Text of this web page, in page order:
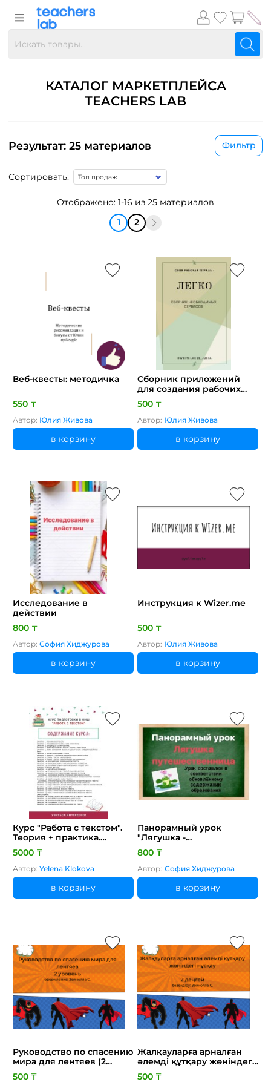
КАТАЛОГ МАРКЕТПЛЕЙСА
TEACHERS LAB
Результат: 25 материалов Фильтр
Сортировать:
Отображено: 1-16 из 25 материалов
1
2
Веб-квесты: методичка
550 ₸
Автор: Юлия Живова
в корзину
Сборник приложений
для создания рабочих
листов и тетрадей
[CLONE]
500 ₸
Автор: Юлия Живова
в корзину
Исследование в
действии
800 ₸
Автор: София Хиджурова
в корзину
Инструкция к Wizer.me
500 ₸
Автор: Юлия Живова
в корзину
Курс "Работа с текстом".
Теория + практика.
Русский язык Я1 и Я2. 30
занятий. Подготовка в
НИШ. 6-7 классы
5000 ₸
Автор: Yelena Klokova
в корзину
Панорамный урок
"Лягушка -
путешественница". План
и презентация
800 ₸
Автор: София Хиджурова
в корзину
Руководство по спасению
мира для лентяев (2
уровень)
500 ₸
Жалқауларға арналған
әлемді құтқару жөніндегі
нұсқау 2 деңгей
500 ₸